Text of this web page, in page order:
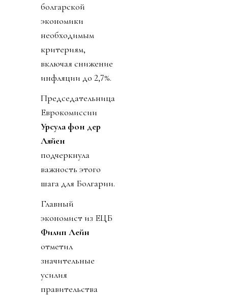
болгарской
экономики
необходимым
критериям,
включая снижение
инфляции до 2,7%.
Председательница
Еврокомиссии
Урсула фон дер
Ляйен
подчеркнула
важность этого
шага для Болгарии.
Главный
экономист из ЕЦБ
Филип Лейн
отметил
значительные
усилия
правительства